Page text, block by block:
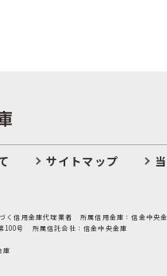
サイトマップ
く信用金庫代理業者
所属信用金庫：信金中央
100号
所属信託会社：信金中央金庫
庫